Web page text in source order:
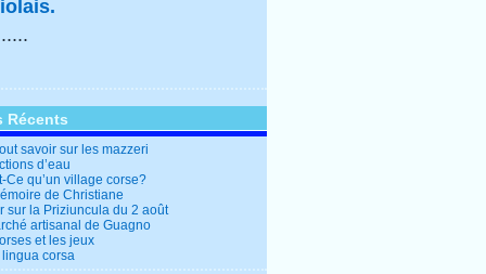
Récents
savoir sur les mazzeri
d’eau
Ce qu’un village corse?
de Christiane
sur la Priziuncula du 2 août
artisanal de Guagno
et les jeux
corsa